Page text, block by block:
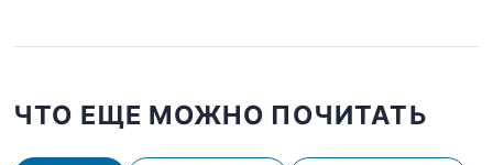
ЧТО ЕЩЕ МОЖНО ПОЧИТАТЬ